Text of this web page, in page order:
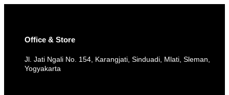
Office & Store
Jl. Jati Ngali No. 154, Karangjati, Sinduadi, Mlati, Sleman,
Yogyakarta